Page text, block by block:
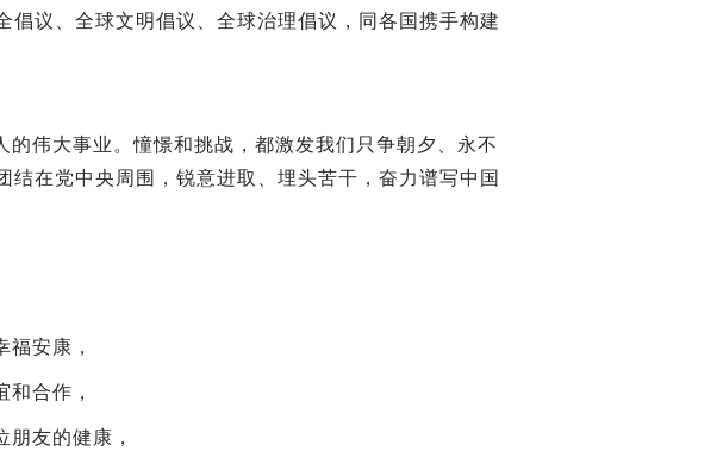
倡议、全球文明倡议、全球治理倡议，同各国携手构建
的伟大事业。憧憬和挑战，都激发我们只争朝夕、永不
结在党中央周围，锐意进取、埋头苦干，奋力谱写中国
安康，
合作，
友的健康，